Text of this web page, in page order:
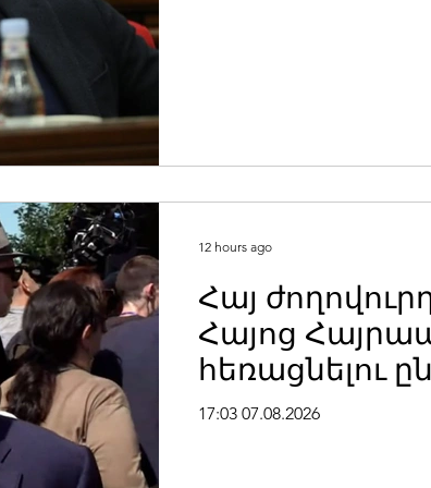
Հայ
Հայոց
հեռացնելու
չկա, չի էլ
17:03 07.08.2026
12 hours ago